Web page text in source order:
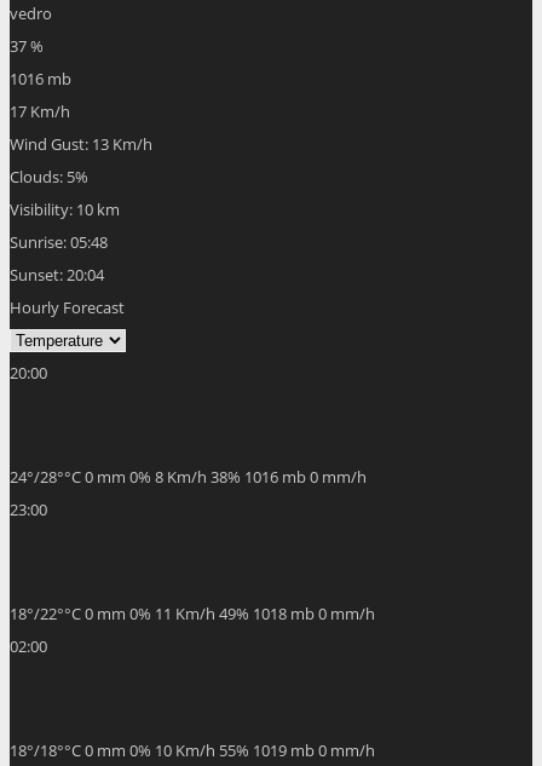
vedro
37 %
1016 mb
17 Km/h
Wind Gust: 13 Km/h
Clouds: 5%
Visibility: 10 km
Sunrise:05:48
Sunset:20:04
Hourly Forecast
20:00
24°/28°°C0 mm 0% 8 Km/h 38% 1016 mb0 mm/h
23:00
18°/22°°C0 mm 0% 11 Km/h 49% 1018 mb0 mm/h
02:00
18°/18°°C0 mm 0% 10 Km/h 55% 1019 mb0 mm/h